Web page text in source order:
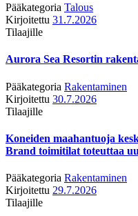
Pääkategoria Talous
Kirjoitettu 31.7.2026
Tilaajille
Aurora Sea Resortin
Pääkategoria Rakentaminen
Kirjoitettu 30.7.2026
Tilaajille
Koneiden maahantuoja
Brand toimitilat toteuttaa
Pääkategoria Rakentaminen
Kirjoitettu 29.7.2026
Tilaajille